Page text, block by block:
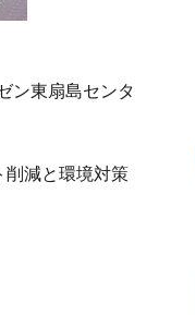
ン東扇島センタ
削減と環境対策